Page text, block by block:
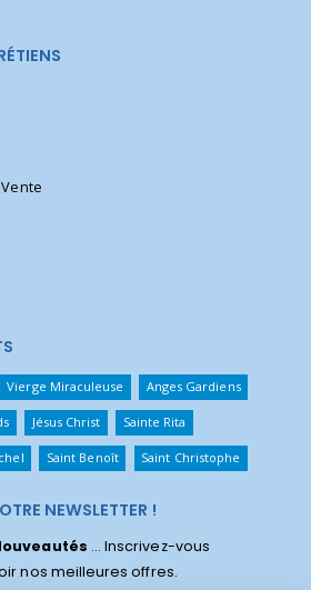
Vierge Miraculeuse Anges Gardiens
Jésus Christ Sainte Rita
Saint Benoît Saint Christophe
NEWSLETTER !
... Inscrivez-vous
nos meilleures offres.